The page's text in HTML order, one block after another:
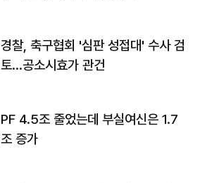
경찰, 축구협회 '심판 성접대' 수사 검
토…공소시효가 관건
PF 4.5조 줄었는데 부실여신은 1.7
조 증가